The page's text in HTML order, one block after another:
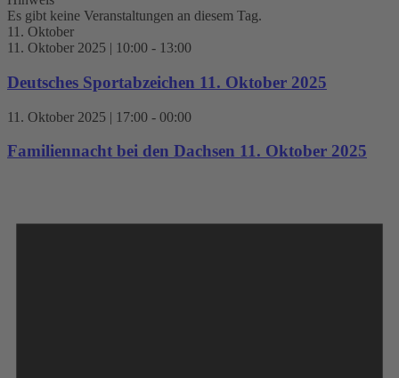
Es gibt keine Veranstaltungen an diesem Tag.
11. Oktober
11. Oktober 2025 | 10:00 - 13:00
Deutsches Sportabzeichen 11. Oktober 2025
11. Oktober 2025 | 17:00 - 00:00
Familiennacht bei den Dachsen 11. Oktober 2025